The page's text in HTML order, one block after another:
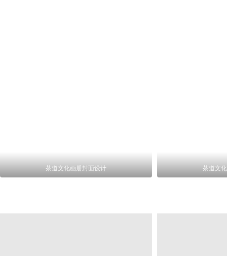
茶道文化画册封面设计 茶道文